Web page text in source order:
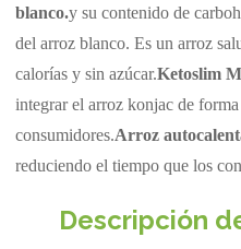
blanco.y su contenido de
del arroz blanco. Es un arroz
calorías y sin azúcar.Ketoslim
integrar el arroz konjac de
consumidores.Arroz
reduciendo el tiempo que los
Descripción